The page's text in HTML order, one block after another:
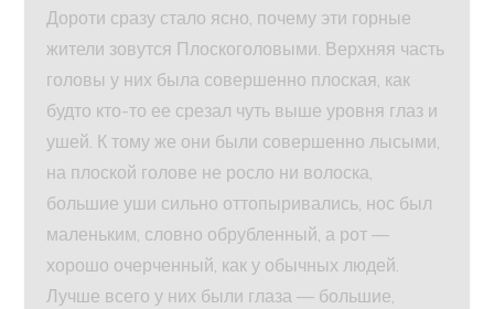
Дороти сразу стало ясно, почему эти горные
жители зовутся Плоскоголовыми. Верхняя часть
головы у них была совершенно плоская, как
будто кто-то ее срезал чуть выше уровня глаз и
ушей. К тому же они были совершенно лысыми,
на плоской голове не росло ни волоска,
большие уши сильно оттопыривались, нос был
маленьким, словно обрубленный, а рот —
хорошо очерченный, как у обычных людей.
Лучше всего у них были глаза — большие,